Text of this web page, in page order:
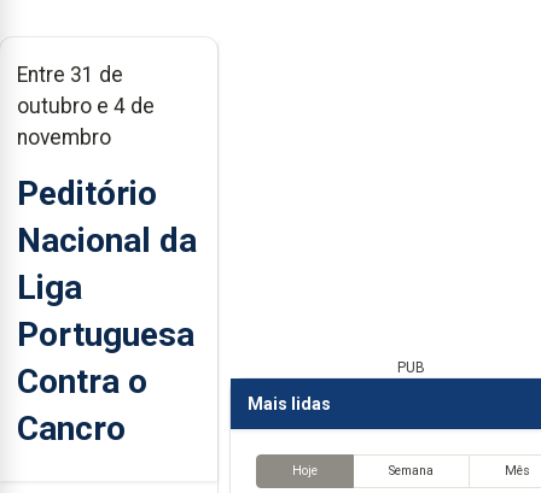
Entre 31 de
outubro e 4 de
novembro
Peditório
Nacional da
Liga
Portuguesa
Contra o
Cancro
PUB
Mais lidas
Hoje Semana Mês